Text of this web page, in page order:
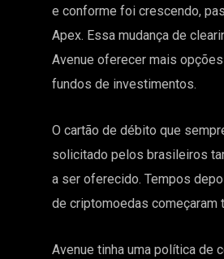
e conforme foi crescendo,
Apex. Essa mudança de
Avenue oferecer mais
fundos de investimentos.
O cartão de débito que
solicitado pelos brasileiros
a ser oferecido. Tempos
de criptomoedas começaram
Avenue tinha uma política de